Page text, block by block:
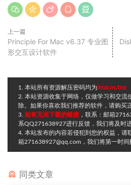
上一篇
Principle For Mac v6.37 专业图
形交互设计软件
1. 本站所有资源解压密码均为imacos.top
2. 本站资源收集于网络，仅做学习和交流
除。如果你喜欢我们推荐的软件，请购买
3. 如有无法下载的链接 ，联系：邮箱
系QQ271638927进行反馈，我们将及时
4. 本站发布的内容若侵犯到您的权益，请
箱271638927@qq.com，我们将第一时间
同类文章